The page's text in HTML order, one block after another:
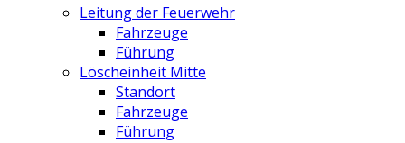
Leitung der Feuerwehr
Fahrzeuge
Führung
Löscheinheit Mitte
Standort
Fahrzeuge
Führung